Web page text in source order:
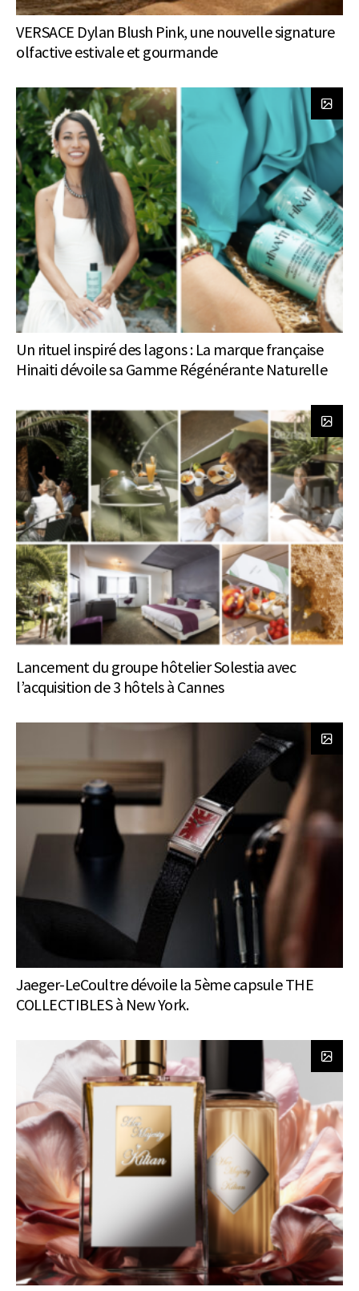
VERSACE Dylan Blush Pink, une nouvelle signature
olfactive estivale et gourmande
Un rituel inspiré des lagons : La marque française
Hinaiti dévoile sa Gamme Régénérante Naturelle
Lancement du groupe hôtelier Solestia avec
l’acquisition de 3 hôtels à Cannes
Jaeger-LeCoultre dévoile la 5ème capsule THE
COLLECTIBLES à New York.